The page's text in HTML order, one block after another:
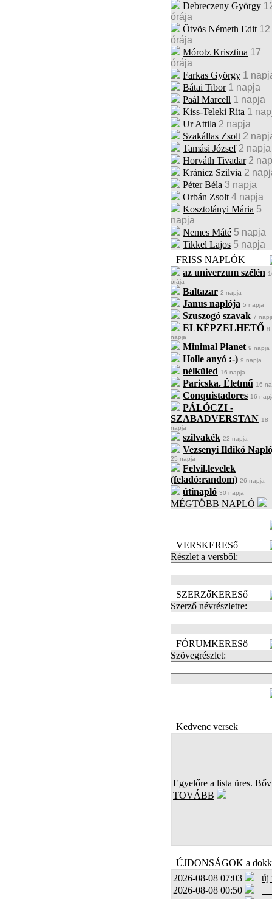
Debreczeny György
órája
Ötvös Németh Edit 12
órája
Mórotz Krisztina 17
órája
Farkas György 1
Bátai Tibor 1 napja
Paál Marcell 1 napja
Kiss-Teleki Rita 1
Ur Attila 2 napja
Szakállas Zsolt 2
Tamási József 2 napja
Horváth Tivadar 2
Kránicz Szilvia 2
Péter Béla 3 napja
Orbán Zsolt 4 napja
Kosztolányi Mária 5
napja
Nemes Máté 5 napja
Tikkel Lajos 5 napja
FRISS NAPLÓK
az univerzum szélén
órája
Baltazar 2 napja
Janus naplója 5 napja
Szuszogó szavak 7
ELKÉPZELHETŐ 8
napja
Minimal Planet 9 napja
Holle anyó :-) 9 napja
nélküled 16 napja
Paricska. Életmű 16
Conquistadores 16
PÁLÓCZI -
SZABADVERSTAN 18
napja
szilvakék 22 napja
Vezsenyi Ildikó
25 napja
Felvil.levelek
(feladó:random) 26 napja
útinapló 30 napja
MÉGTÖBB NAPLÓ
VERSKERESő
Részlet a versből:
SZERZőKERESő
Szerző névrészletre:
FÓRUMKERESő
Szövegrészlet:
Kedvenc versek
Egyelőre a lista üres.
TOVÁBB
ÚJDONSÁGOK a
2026-08-08 07:03
új
2026-08-08 00:50